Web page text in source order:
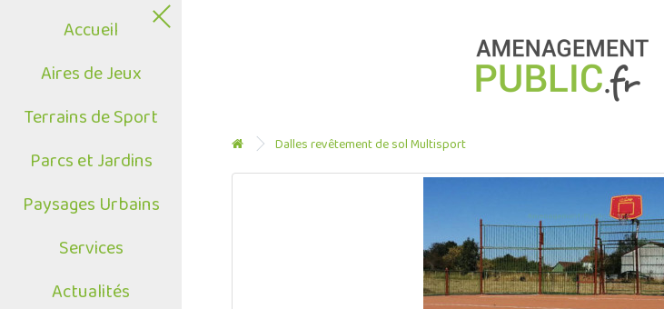
Accueil
Aires de Jeux
Terrains de Sport
Parcs et Jardins
Paysages Urbains
Services
Actualités
Dalles revêtement de sol Multisport